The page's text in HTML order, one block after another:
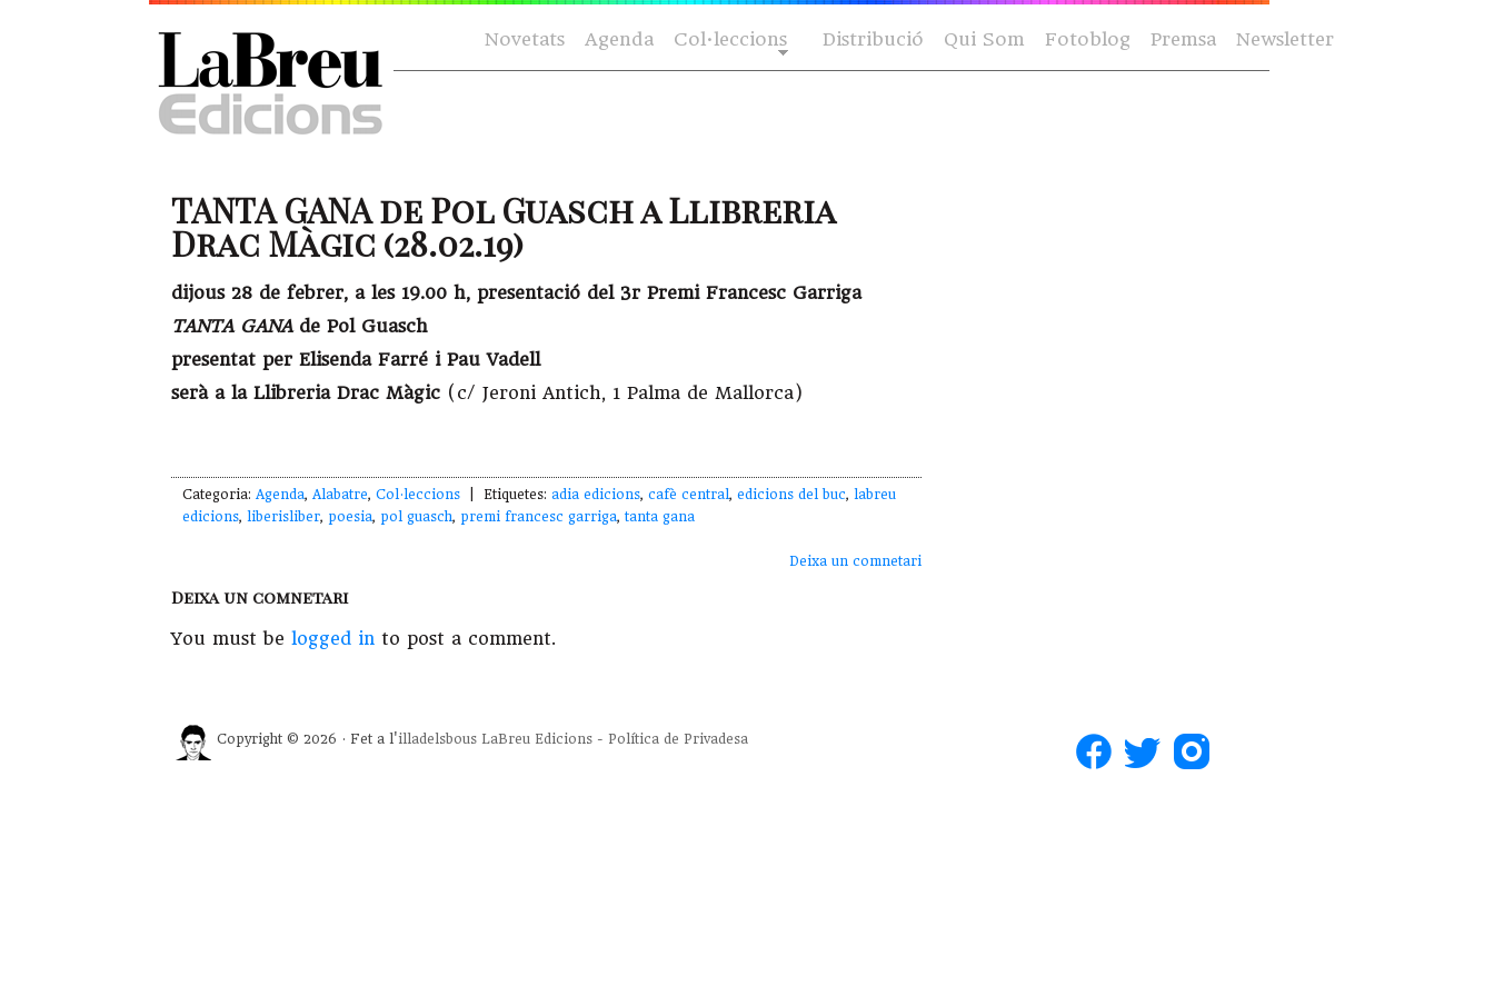
Novetats Agenda Col·leccions Distribució Qui Som Fotoblog Premsa Newsletter
TANTA GANA de Pol Guasch a Llibreria
Drac Màgic (28.02.19)
dijous 28 de febrer, a les 19.00 h, presentació del 3r Premi Francesc Garriga
TANTA GANAde Pol Guasch
presentat per Elisenda Farré i Pau Vadell
serà a la Llibreria Drac Màgic (c/ Jeroni Antich, 1 Palma de Mallorca)
Categoria:Agenda,Alabatre,Col·leccions | Etiquetes:adia edicions,cafè central,edicions del buc,labreu
edicions,liberisliber, poesia, pol guasch, premi francesc garriga,tanta gana
Deixa un comnetari
Deixa un comnetari
You must belogged in to post a comment.
Copyright © 2026 · Fet a l'illadelsbous LaBreu Edicions -Política de Privadesa